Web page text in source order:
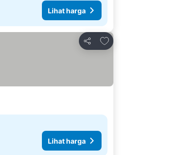
Lihat harga
Bagikan
Tambahkan ke favorit
Lihat harga